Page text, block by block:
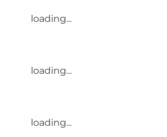
loading...
loading...
loading...